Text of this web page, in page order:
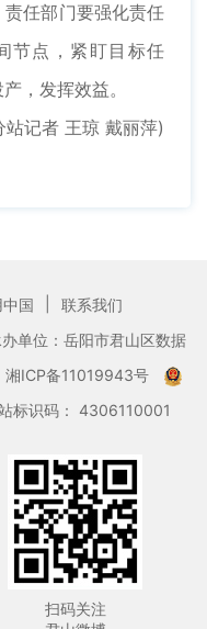
任部门要强化责任
节点，紧盯目标任
，发挥效益。
记者 王琼 戴丽萍)
国
联系我们
办单位：岳阳市君山区数据
湘ICP备11019943号
标识码： 4306110001
扫码关注